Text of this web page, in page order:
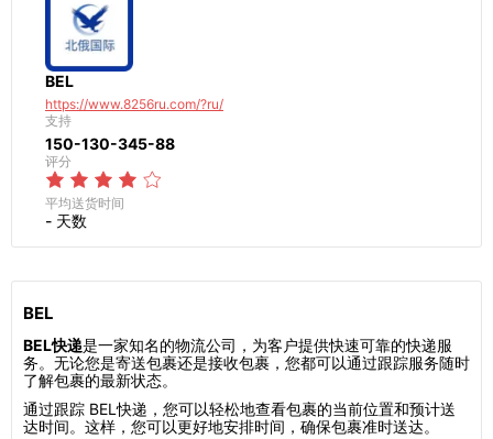
BEL
https://www.8256ru.com/?ru/
支持
150-130-345-88
评分
平均送货时间
- 天数
BEL
BEL快递是一家知名的物流公司，为客户提供快速可靠的快递服
务。无论您是寄送包裹还是接收包裹，您都可以通过跟踪服务随时
了解包裹的最新状态。
通过跟踪 BEL快递，您可以轻松地查看包裹的当前位置和预计送
达时间。这样，您可以更好地安排时间，确保包裹准时送达。